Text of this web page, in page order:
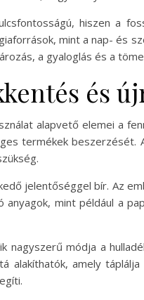
hiszen a
mint a nap- és
a gyaloglás és a
és
alapvető elemei a
termékek
jelentőséggel bír. Az
anyagok, mint például a
nagyszerű módja a
alakíthatók, amely